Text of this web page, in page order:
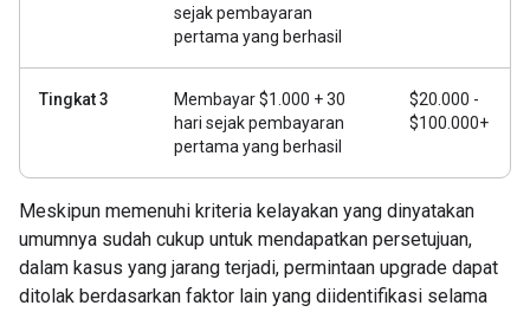
sejak pembayaran
pertama yang berhasil
Tingkat 3
Membayar $1.000 + 30
hari sejak pembayaran
pertama yang berhasil
$20.000 -
$100.000+
Meskipun memenuhi kriteria kelayakan yang dinyatakan
umumnya sudah cukup untuk mendapatkan persetujuan,
dalam kasus yang jarang terjadi, permintaan upgrade dapat
ditolak berdasarkan faktor lain yang diidentifikasi selama